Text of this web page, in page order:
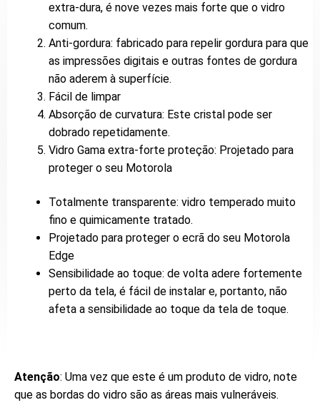
extra-dura, é nove vezes mais forte que o vidro
comum.
Anti-gordura: fabricado para repelir gordura para que
as impressões digitais e outras fontes de gordura
não aderem à superfície.
Fácil de limpar
Absorção de curvatura: Este cristal pode ser
dobrado repetidamente.
Vidro Gama extra-forte proteção: Projetado para
proteger o seu Motorola
Totalmente transparente: vidro temperado muito
fino e quimicamente tratado.
Projetado para proteger o ecrã do seu Motorola
Edge
Sensibilidade ao toque: de volta adere fortemente
perto da tela, é fácil de instalar e, portanto, não
afeta a sensibilidade ao toque da tela de toque.
Atenção: Uma vez que este é um produto de vidro, note
que as bordas do vidro são as áreas mais vulneráveis.